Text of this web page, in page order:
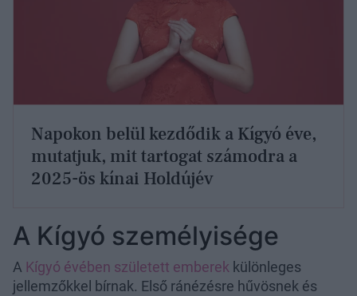
Napokon belül kezdődik a Kígyó éve,
mutatjuk, mit tartogat számodra a
2025-ös kínai Holdújév
A Kígyó személyisége
A Kígyó évében született emberek különleges
jellemzőkkel bírnak. Első ránézésre hűvösnek és